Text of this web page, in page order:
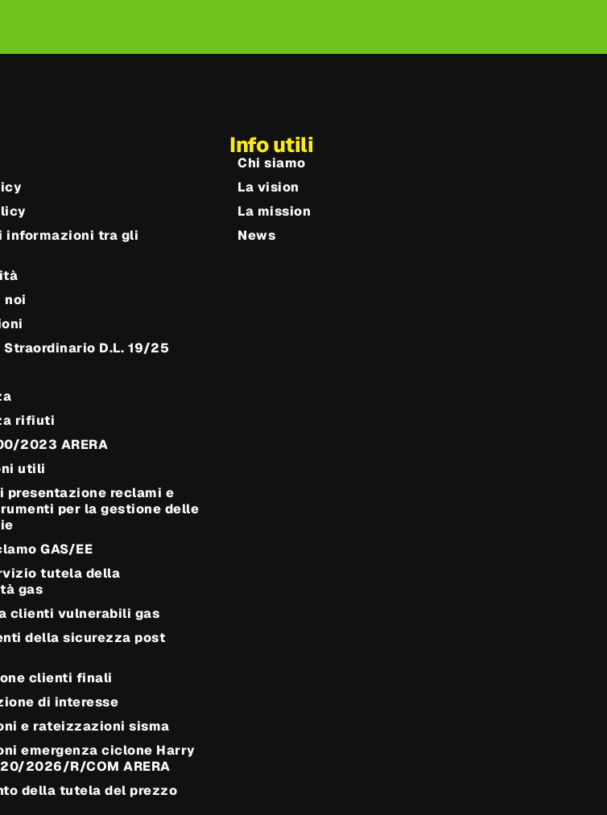
informazioni tra gli
noi
D.L. 19/25
rifiuti
2023 ARERA
utili
presentazione reclami e
per la gestione delle
GAS/EE
tutela della
gas
clienti vulnerabili gas
della sicurezza post
clienti finali
di interesse
e rateizzazioni sisma
emergenza ciclone Harry
2026/R/COM ARERA
della tutela del prezzo
Info utili
Chi siamo
La vision
La mission
News